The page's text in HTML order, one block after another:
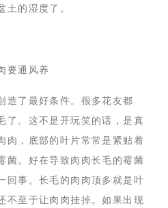
土的湿度了。
要通风养
造了最好条件。很多花友都
了。这不是开玩笑的话，是真
肉，底部的叶片常常是紧贴着
菌。好在导致肉肉长毛的霉菌
回事。长毛的肉肉顶多就是叶
不至于让肉肉挂掉。如果出现